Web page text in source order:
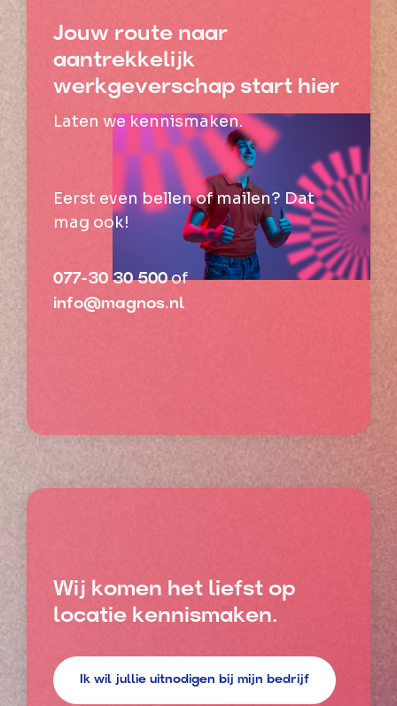
Jouw route naar
aantrekkelijk
werkgeverschap start hier
Laten we kennismaken.
Eerst even bellen of mailen? Dat
mag ook!
077-30 30 500of
info@magnos.nl
Wij komen het liefst op
locatie kennismaken.
Ik wil jullie uitnodigen bij mijn bedrijf